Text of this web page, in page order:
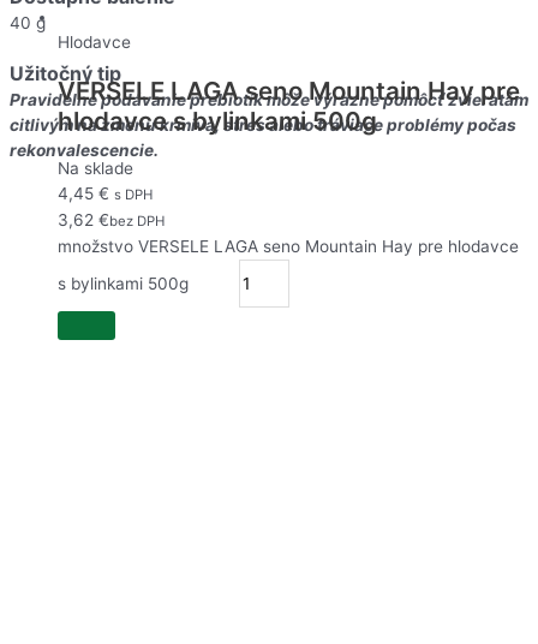
40 g
Užitočný tip
Pravidelné podávanie prebiotík môže výrazne pomôcť zvieratám
citlivým na zmenu krmiva, stres alebo tráviace problémy počas
rekonvalescencie.
Hlodavce
VERSELE LAGA seno Mountain Hay pre
hlodavce s bylinkami 500g
Na sklade
4,45 € s DPH
3,62 €bez DPH
množstvo VERSELE LAGA seno Mountain Hay pre hlodavce
s bylinkami 500g